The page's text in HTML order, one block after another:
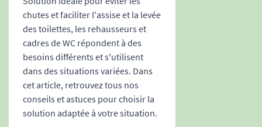
Poids maximal supporté accoudoirs : 100 kg.
Nombre de cycles : 100.
NOTE :La hauteur d’assise réglable indique « à
quelle hauteur du sol l’assise peut être
chutes et faciliter l'assise et la levée
des toilettes, les rehausseurs et
cadres de WC répondent à des
besoins différents et s'utilisent
dans des situations variées. Dans
cet article, retrouvez tous nos
conseils et astuces pour choisir la
solution adaptée à votre situation.